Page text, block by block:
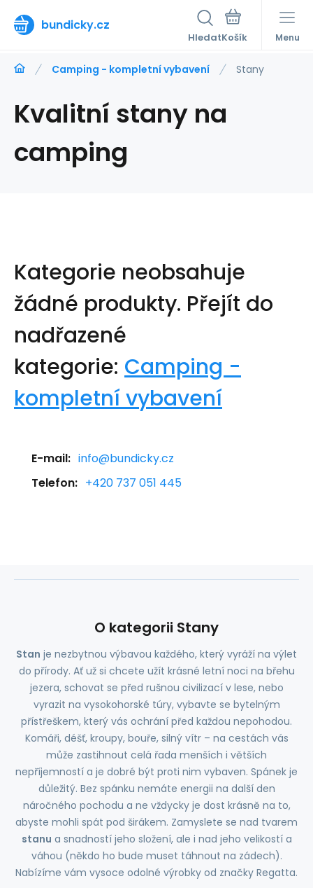
bundicky.cz
Hledat Menu
Camping - kompletní vybavení Stany
Kvalitní stany na
camping
Kategorie neobsahuje
žádné produkty. Přejít do
nadřazené
kategorie: Camping -
kompletní vybavení
E-mail: info@bundicky.cz
Telefon: +420 737 051 445
O kategorii Stany
Stan je nezbytnou výbavou každého, který vyráží na výlet
do přírody. Ať už si chcete užít krásné letní noci na břehu
jezera, schovat se před rušnou civilizací v lese, nebo
vyrazit na vysokohorské túry, vybavte se bytelným
přístřeškem, který vás ochrání před každou nepohodou.
Komáři, déšť, kroupy, bouře, silný vítr – na cestách vás
může zastihnout celá řada menších i větších
nepříjemností a je dobré být proti nim vybaven. Spánek je
důležitý. Bez spánku nemáte energii na další den
náročného pochodu a ne vždycky je dost krásně na to,
abyste mohli spát pod širákem. Zamyslete se nad tvarem
stanu a snadností jeho složení, ale i nad jeho velikostí a
váhou (někdo ho bude muset táhnout na zádech).
Nabízíme vám vysoce odolné výrobky od značky Regatta.